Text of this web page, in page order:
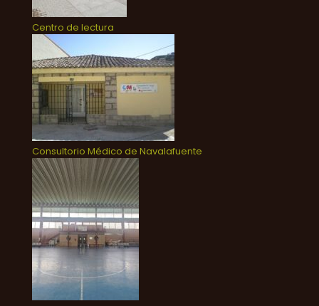
Centro de lectura
Consultorio Médico de Navalafuente